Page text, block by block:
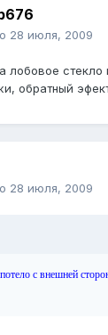
28 июля, 2009
лобовое стекло
обратный
28 июля, 2009
с внешней